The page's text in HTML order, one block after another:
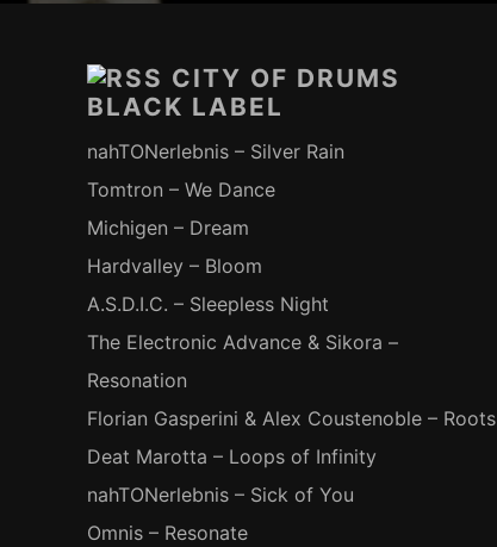
CITY OF DRUMS
BLACK LABEL
nahTONerlebnis – Silver Rain
Tomtron – We Dance
Michigen – Dream
Hardvalley – Bloom
A.S.D.I.C. – Sleepless Night
The Electronic Advance & Sikora –
Resonation
Florian Gasperini & Alex Coustenoble – Roots
Deat Marotta – Loops of Infinity
nahTONerlebnis – Sick of You
Omnis – Resonate